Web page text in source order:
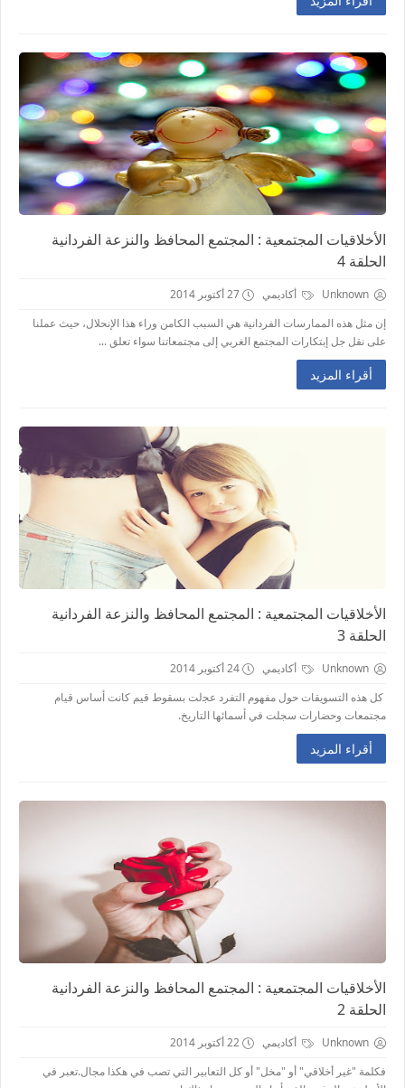
الأخلاقيات المجتمعية : المجتمع المحافظ والنزعة الفردانية
الحلقة 4
Unknown أكاديمي
27 أكتوبر 2014
ﺇﻥ ﻣﺜﻞ ﻫﺬﻩ ﺍﻟﻤﻤﺎﺭﺳﺎﺕ ﺍﻟﻔﺮﺩﺍﻧﻴﺔ ﻫﻲ ﺍﻟﺴﺒﺐ ﺍﻟﻜﺎﻣﻦ ﻭﺭﺍﺀ ﻫﺬﺍ ﺍﻹ‌ﻧﺤﻼ‌ﻝ، ﺣﻴﺚ ﻋﻤﻠﻨﺎ
ﻋﻠﻰ ﻧﻘﻞ ﺟﻞ ﺇﺑﺘﻜﺎﺭﺍﺕ ﺍﻟﻤﺠﺘﻤﻊ ﺍﻟﻐﺮﺑﻲ ﺇﻟﻰ ﻣﺠﺘﻤﻌﺎﺗﻨﺎ ﺳﻮﺍﺀ ﺗﻌﻠﻖ ...
أقراء المزيد
الأخلاقيات المجتمعية : المجتمع المحافظ والنزعة الفردانية
الحلقة 3
Unknown أكاديمي
24 أكتوبر 2014
ﻛﻞ ﻫﺬﻩ ﺍﻟﺘﺴﻮﻳﻘﺎﺕ ﺣﻮﻝ ﻣﻔﻬﻮﻡ ﺍﻟﺘﻔﺮﺩ ﻋﺠلت ﺑﺴﻘﻮﻁ ﻗﻴﻢ ﻛﺎﻧﺖ ﺃﺳﺎﺱ ﻗﻴﺎﻡ
ﻣﺠﺘﻤﻌﺎﺕ ﻭﺣﻀﺎﺭﺍﺕ ﺳﺠﻠﺖ ﻓﻲ ﺃﺳﻤﺎﺋﻬﺎ ﺍﻟﺘﺎﺭﻳﺦ.
أقراء المزيد
الأخلاقيات المجتمعية : المجتمع المحافظ والنزعة الفردانية
الحلقة 2
Unknown أكاديمي
22 أكتوبر 2014
ﻓﻜﻠﻤﺔ "غير أخلاقي" أو "مخل" أو كل التعابير التي تصب في هكذا مجال.ﺗﻌﺒﺮ ﻓﻲ